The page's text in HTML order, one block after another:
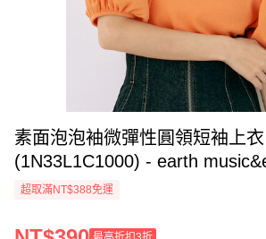
素面泡泡袖微彈性圓領短袖上衣
(1N33L1C1000) - earth
超取滿NT$388免運